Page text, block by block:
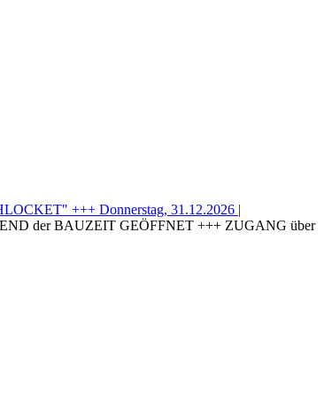
+++ Donnerstag, 31.12.2026 |
der BAUZEIT GEÖFFNET +++ ZUGANG über